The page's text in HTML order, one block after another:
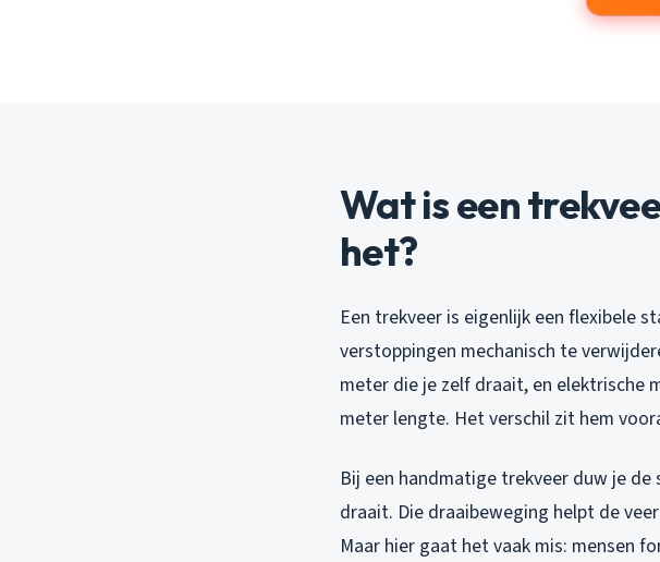
Wat is een
het?
Een trekveer is eigenlijk een flexibele
verstoppingen mechanisch te
meter die je zelf draait, en elektrische
meter lengte. Het verschil zit hem
Bij een handmatige trekveer duw je
draait. Die draaibeweging helpt de
Maar hier gaat het vaak mis: mensen